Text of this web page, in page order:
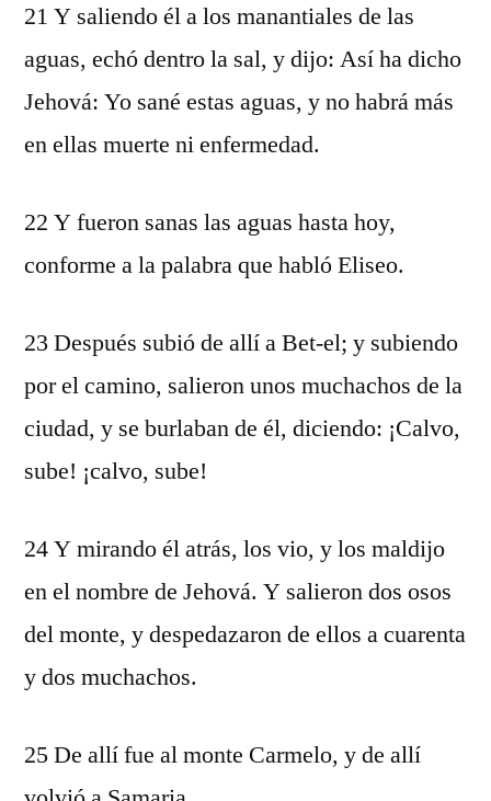
21 Y saliendo él a los manantiales de las
aguas, echó dentro la sal, y dijo: Así ha dicho
Jehová: Yo sané estas aguas, y no habrá más
en ellas muerte ni enfermedad.
22 Y fueron sanas las aguas hasta hoy,
conforme a la palabra que habló Eliseo.
23 Después subió de allí a Bet-el; y subiendo
por el camino, salieron unos muchachos de la
ciudad, y se burlaban de él, diciendo: ¡Calvo,
sube! ¡calvo, sube!
24 Y mirando él atrás, los vio, y los maldijo
en el nombre de Jehová. Y salieron dos osos
del monte, y despedazaron de ellos a cuarenta
y dos muchachos.
25 De allí fue al monte Carmelo, y de allí